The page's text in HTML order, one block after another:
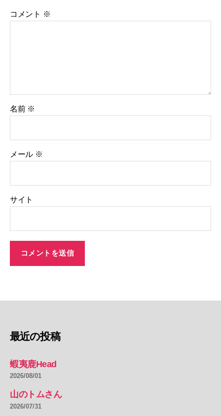
コメント ※
名前 ※
メール ※
サイト
最近の投稿
蝦夷鹿Head
2026/08/01
山のトムさん
2026/07/31